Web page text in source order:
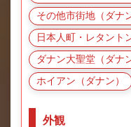
その他市街地（ダナ
日本人町・レタント
ダナン大聖堂（ダナ
ホイアン（ダナン）
外観